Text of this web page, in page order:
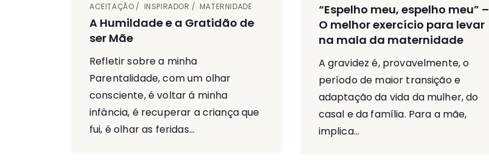
ACEITAÇÃO
INSPIRADOR MATERNIDADE
A Humildade e a Gratidão de
ser Mãe
Refletir sobre a minha
Parentalidade, com um olhar
consciente, é voltar á minha
infância, é recuperar a criança que
fui, é olhar as feridas...
“Espelho meu, espelho meu” –
O melhor exercício para levar
na mala da maternidade
A gravidez é, provavelmente, o
período de maior transição e
adaptação da vida da mulher, do
casal e da família. Para a mãe,
implica...